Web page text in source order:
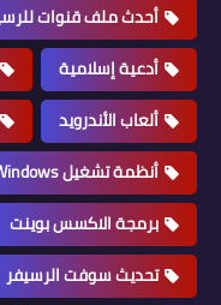
أحدث ملف قنوات
أدعية إسلامية
ألعاب الأندرويد
أنظمة تشغيل Windows
برمجة الاكسس بوينت
تحديث سوفت الرسيفر